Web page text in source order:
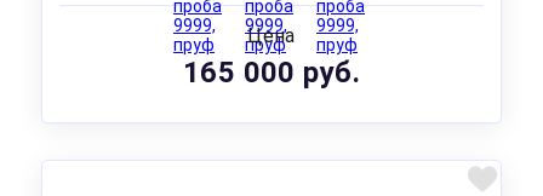
Цена
165 000 руб.